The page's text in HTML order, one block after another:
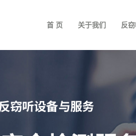
首 页 关于我们 反